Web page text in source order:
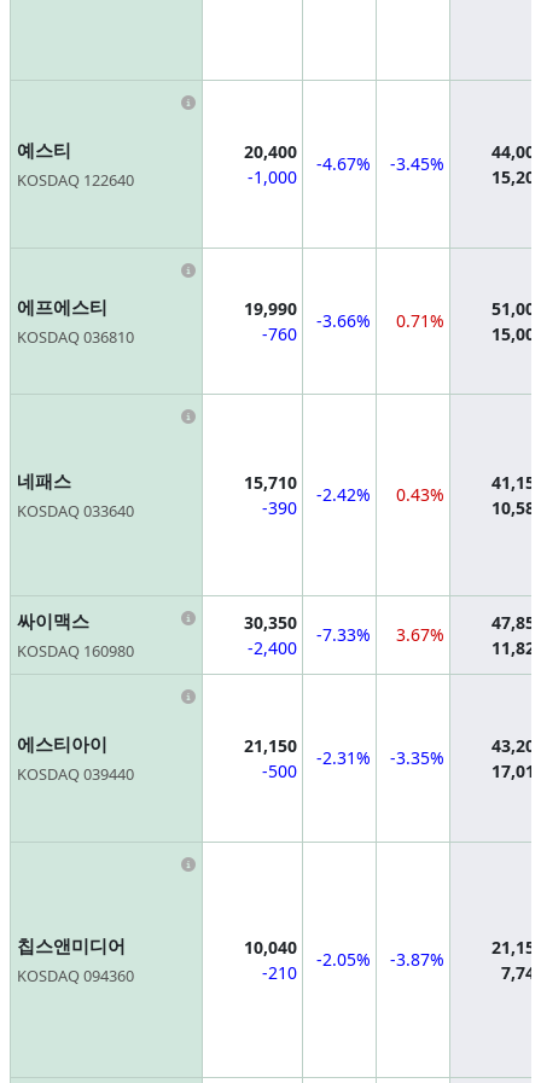
예스티
KOSDAQ 122640
Information
20,400
-1,000
-4.67% -3.45%
에프에스티
KOSDAQ 036810
Information
19,990
-760
-3.66% 0.71%
네패스
KOSDAQ 033640
Information
15,710
-390
-2.42% 0.43%
싸이맥스
KOSDAQ 160980
Information
30,350
-2,400
-7.33% 3.67%
에스티아이
KOSDAQ 039440
Information
21,150
-500
-2.31% -3.35%
칩스앤미디어
KOSDAQ 094360
Information
10,040
-210
-2.05% -3.87%